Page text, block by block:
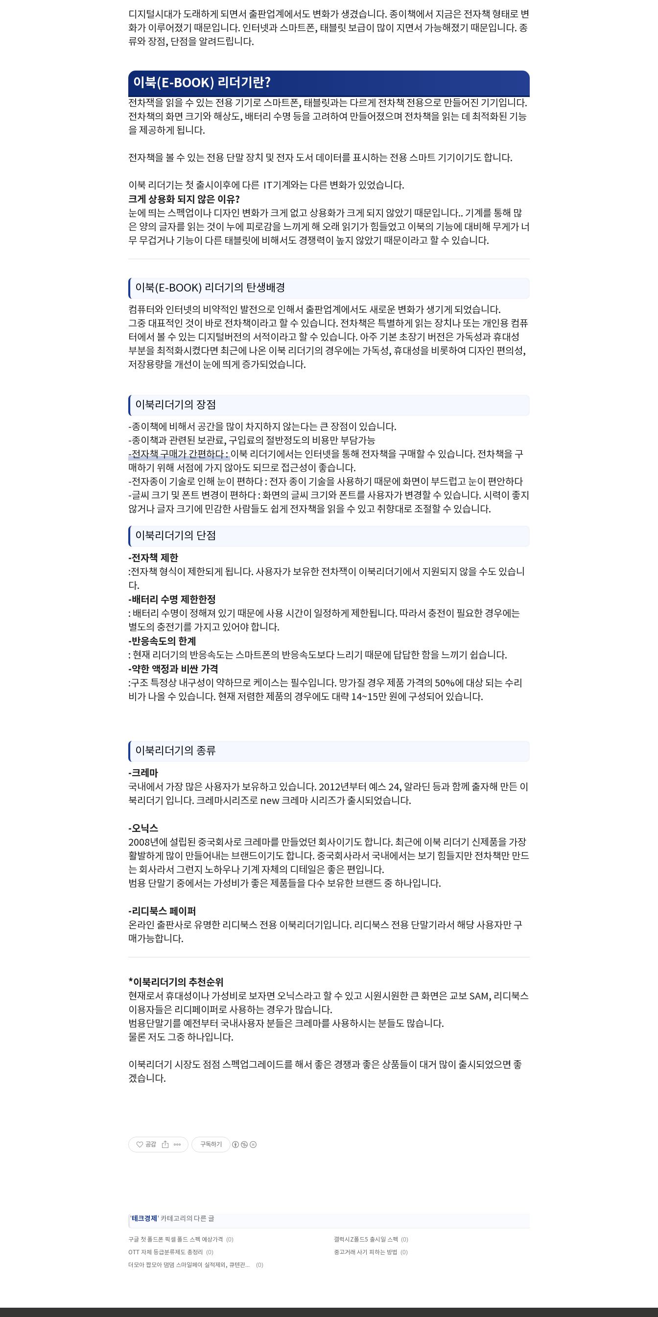
디지털시대가 도래하게 되면서 출판업계에서도 변화가 생겼습니다. 종이책에서 지금은 전자책 형태로 변
화가 이루어졌기 때문입니다. 인터넷과 스마트폰, 태블릿 보급이 많이 지면서 가능해졌기 때문입니다. 종
류와 장점, 단점을 알려드립니다.
이북(E-BOOK) 리더기란?
전차잭을 읽을 수 있는 전용 기기로 스마트폰, 태블릿과는 다르게 전차책 전용으로 만들어진 기기입니다.
전차책의 화면 크기와 해상도, 배터리 수명 등을 고려하여 만들어졌으며 전차책을 읽는 데 최적화된 기능
을 제공하게 됩니다.
전자책을 볼 수 있는 전용 단말 장치 및 전자 도서 데이터를 표시하는 전용 스마트 기기이기도 합니다.
이북 리더기는 첫 출시이후에 다른 IT기계와는 다른 변화가 있었습니다.
크게 상용화 되지 않은 이유?
눈에 띄는 스펙업이나 디자인 변화가 크게 없고 상용화가 크게 되지 않았기 때문입니다.. 기계를 통해 많
은 양의 글자를 읽는 것이 누에 피로감을 느끼게 해 오래 읽기가 힘들었고 이북의 기능에 대비해 무게가 너
무 무겁거나 기능이 다른 태블릿에 비해서도 경쟁력이 높지 않았기 때문이라고 할 수 있습니다.
이북(E-BOOK) 리더기의 탄생배경
컴퓨터와 인터넷의 비약적인 발전으로 인해서 출판업계에서도 새로운 변화가 생기게 되었습니다.
그중 대표적인 것이 바로 전차책이라고 할 수 있습니다. 전차책은 특별하게 읽는 장치나 또는 개인용 컴퓨
터에서 볼 수 있는 디지털버전의 서적이라고 할 수 있습니다. 아주 기본 초장기 버전은 가독성과 휴대성
부분을 최적화시켰다면 최근에 나온 이북 리더기의 경우에는 가독성, 휴대성을 비롯하여 디자인 편의성,
저장용량을 개선이 눈에 띄게 증가되었습니다.
이북리더기의 장점
-종이책에 비해서 공간을 많이 차지하지 않는다는 큰 장점이 있습니다.
-종이책과 관련된 보관료, 구입료의 절반정도의 비용만 부담가능
-전자책 구매가 간편하다 :이북 리더기에서는 인터넷을 통해 전자책을 구매할 수 있습니다. 전차책을 구
매하기 위해 서점에 가지 않아도 되므로 접근성이 좋습니다.
-전자종이 기술로 인해 눈이 편하다 : 전자 종이 기술을 사용하기 때문에 화면이 부드럽고 눈이 편안하다
-글씨 크기 및 폰트 변경이 편하다 : 화면의 글씨 크기와 폰트를 사용자가 변경할 수 있습니다. 시력이 좋지
않거나 글자 크기에 민감한 사람들도 쉽게 전자책을 읽을 수 있고 취향대로 조절할 수 있습니다.
이북리더기의 단점
-전자책 제한
:전자책 형식이 제한되게 됩니다. 사용자가 보유한 전차잭이 이북리더기에서 지원되지 않을 수도 있습니
다.
-배터리 수명 제한한정
: 배터리 수명이 정해져 있기 때문에 사용 시간이 일정하게 제한됩니다. 따라서 충전이 필요한 경우에는
별도의 충전기를 가지고 있어야 합니다.
-반응속도의 한계
: 현재 리더기의 반응속도는 스마트폰의 반응속도보다 느리기 때문에 답답한 함을 느끼기 쉽습니다.
-약한 액정과 비싼 가격
:구조 특정상 내구성이 약하므로 케이스는 필수입니다. 망가질 경우 제품 가격의 50%에 대상 되는 수리
비가 나올 수 있습니다. 현재 저렴한 제품의 경우에도 대략 14~15만 원에 구성되어 있습니다.
이북리더기의 종류
-크레마
국내에서 가장 많은 사용자가 보유하고 있습니다. 2012년부터 예스 24, 알라딘 등과 함께 출자해 만든 이
북리더기 입니다. 크레마시리즈로 new 크레마 시리즈가 출시되었습니다.
-오닉스
2008년에 설립된 중국회사로 크레마를 만들었던 회사이기도 합니다. 최근에 이북 리더기 신제품을 가장
활발하게 많이 만들어내는 브랜드이기도 합니다. 중국회사라서 국내에서는 보기 힘들지만 전차책만 만드
는 회사라서 그런지 노하우나 기계 자체의 디테일은 좋은 편입니다.
범용 단말기 중에서는 가성비가 좋은 제품들을 다수 보유한 브랜드 중 하나입니다.
-리디북스 페이퍼
온라인 출판사로 유명한 리디북스 전용 이북리더기입니다. 리디북스 전용 단말기라서 해당 사용자만 구
매가능합니다.
*이북리더기의 추천순위
현재로서 휴대성이나 가성비로 보자면 오닉스라고 할 수 있고 시원시원한 큰 화면은 교보 SAM, 리디북스
이용자들은 리디페이퍼로 사용하는 경우가 많습니다.
범용단말기를 예전부터 국내사용자 분들은 크레마를 사용하시는 분들도 많습니다.
물론 저도 그중 하나입니다.
이북리더기 시장도 점점 스펙업그레이드를 해서 좋은 경쟁과 좋은 상품들이 대거 많이 출시되었으면 좋
겠습니다.
공감 구독하기
'테크경제 ' 카테고리의 다른 글
구글 첫 폴드폰 픽셀 폴드 스펙 예상가격 (0) 갤럭시Z폴드5 출시일 스펙 (0)
OTT 자체 등급분류제도 총정리 (0) 중고거래 사기 피하는 방법 (0)
더모아 짭모아 댐댐 스마일페이 실적제외, 큐텐관련 공지 (0)